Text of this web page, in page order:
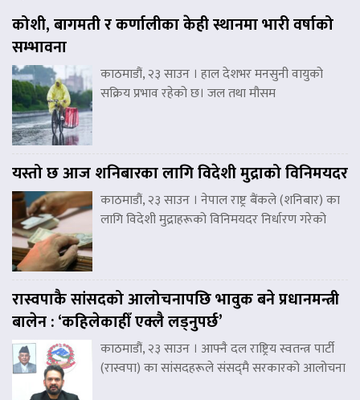
कोशी, बागमती र कर्णालीका केही स्थानमा भारी वर्षाको
सम्भावना
काठमाडौं, २३ साउन । हाल देशभर मनसुनी वायुको
सक्रिय प्रभाव रहेको छ। जल तथा मौसम
यस्तो छ आज शनिबारका लागि विदेशी मुद्राको विनिमयदर
काठमाडौं, २३ साउन । नेपाल राष्ट्र बैंकले (शनिबार) का
लागि विदेशी मुद्राहरूको विनिमयदर निर्धारण गरेको
रास्वपाकै सांसदको आलोचनापछि भावुक बने प्रधानमन्त्री
बालेन : ‘कहिलेकाहीँ एक्लै लड्नुपर्छ’
काठमाडौं, २३ साउन । आफ्नै दल राष्ट्रिय स्वतन्त्र पार्टी
(रास्वपा) का सांसदहरूले संसद्‌मै सरकारको आलोचना